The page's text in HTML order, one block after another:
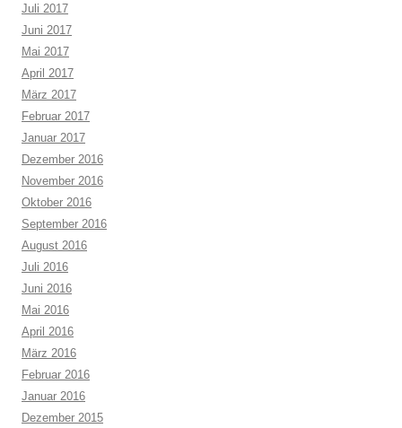
Juli 2017
Juni 2017
Mai 2017
April 2017
März 2017
Februar 2017
Januar 2017
Dezember 2016
November 2016
Oktober 2016
September 2016
August 2016
Juli 2016
Juni 2016
Mai 2016
April 2016
März 2016
Februar 2016
Januar 2016
Dezember 2015